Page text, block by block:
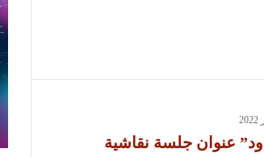
عنوان جلسة نقاشية